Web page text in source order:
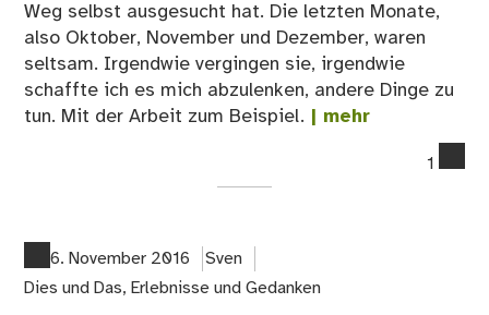
Weg selbst ausgesucht hat. Die letzten Monate,
also Oktober, November und Dezember, waren
seltsam. Irgendwie vergingen sie, irgendwie
schaffte ich es mich abzulenken, andere Dinge zu
tun. Mit der Arbeit zum Beispiel. | mehr
1
6. November 2016
Sven
Dies und Das, Erlebnisse und Gedanken